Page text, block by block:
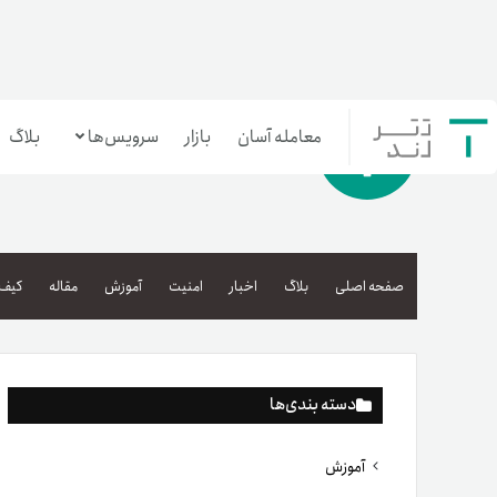
معامله آسان بازار سرویس‌ها
بازار تترلند
سرمایه‌گذاری آسان
بلاگ
صفحه اصلی بلاگ اخبار امنیت آموزش مقاله
دسته بندی‌ها
آموزش